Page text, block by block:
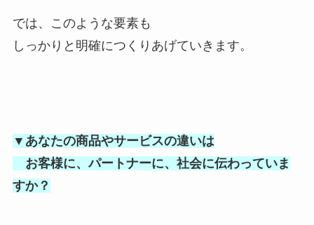
では、このような要素も
しっかりと明確につくりあげていきます。
▼あなたの商品やサービスの違いは
お客様に、パートナーに、社会に伝わっていま
すか？